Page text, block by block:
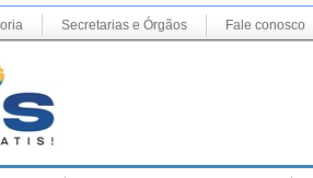
Secretarias e Órgãos Fale conosco